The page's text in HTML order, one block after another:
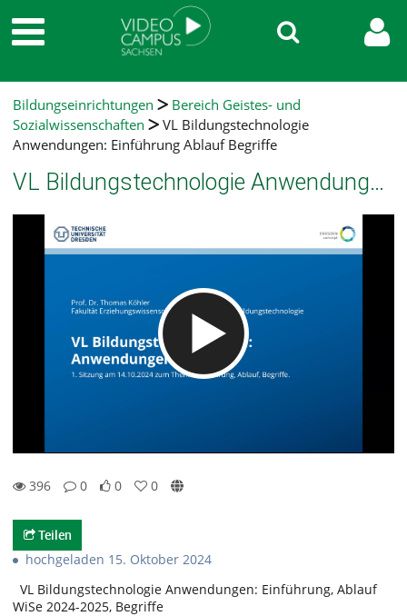
Bildungseinrichtungen
Bereich Geistes- und
Sozialwissenschaften
VL Bildungstechnologie
Anwendungen: Einführung Ablauf Begriffe
VL Bildungstechnologie Anwendungen: Einführung Ablauf Begriffe
396
0
0
0
Teilen
hochgeladen 15. Oktober 2024
VL Bildungstechnologie Anwendungen: Einführung, Ablauf
WiSe 2024-2025, Begriffe